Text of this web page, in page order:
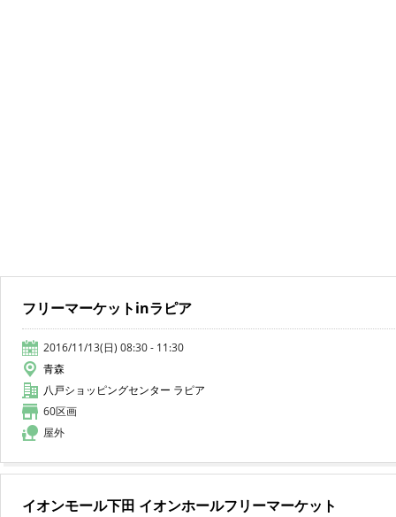
フリーマーケットinラピア
2016/11/13(日) 08:30 - 11:30
青森
八戸ショッピングセンター ラピア
60区画
屋外
イオンモール下田 イオンホールフリーマーケット